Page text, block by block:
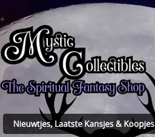
Nieuwtjes, Laatste Kansjes & Koopjes